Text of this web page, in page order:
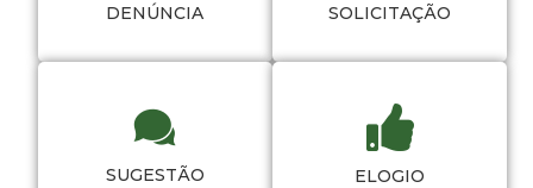
DENÚNCIA SOLICITAÇÃO
SUGESTÃO ELOGIO